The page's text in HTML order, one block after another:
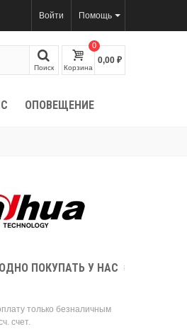
Помощь
Войти
Поиск Корзина
0
0,00 ₽
ОПОВЕЩЕНИЕ
ПОКУПАТЬ У НАС
только безналичным
счет.